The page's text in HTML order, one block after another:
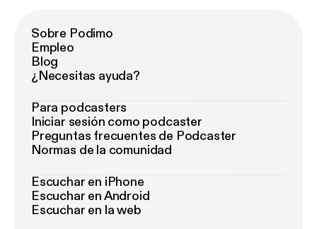
Sobre Podimo
Empleo
Blog
¿Necesitas ayuda?
Para podcasters
Iniciar sesión como podcaster
Preguntas frecuentes de Podcaster
Normas de la comunidad
Escuchar en iPhone
Escuchar en Android
Escuchar en la web